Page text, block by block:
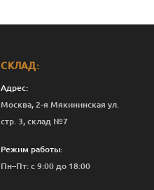
СКЛАД:
Адрес:
Москва, 2-я Мякининская ул.
стр. 3, склад №7
Режим работы:
Пн–Пт: с 9:00 до 18:00